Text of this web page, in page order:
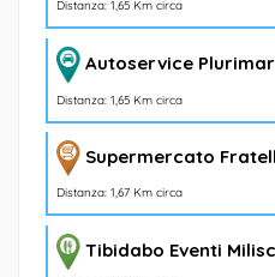
Distanza: 1,65 Km circa
Autoservice
Distanza: 1,65 Km circa
Supermercato
Distanza: 1,67 Km circa
Tibidabo Eventi